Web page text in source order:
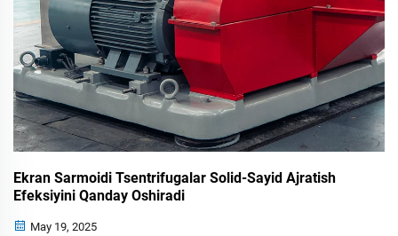
Ekran Sarmoidi Tsentrifugalar Solid-Sayid Ajratish
Efeksiyini Qanday Oshiradi
May 19, 2025